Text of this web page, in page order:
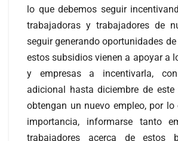
lo que debemos seguir
trabajadoras y trabajadores de
seguir generando oportunidades
estos subsidios vienen a apoyar a
y empresas a incentivarla,
adicional hasta diciembre de
obtengan un nuevo empleo, por lo
importancia, informarse tanto
trabajadores acerca de estos